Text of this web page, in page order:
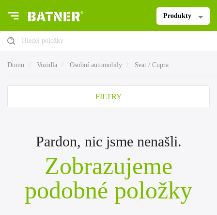
Produkty
Hledej položky
Domů Vozidla Osobní automobily Seat / Cupra
FILTRY
Pardon, nic jsme nenašli.
Zobrazujeme
podobné položky